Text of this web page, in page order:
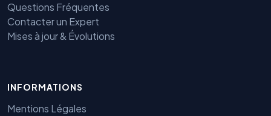
Questions Fréquentes
Contacter un Expert
Mises à jour & Évolutions
INFORMATIONS
Mentions Légales